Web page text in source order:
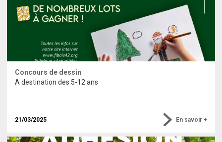
Concours de dessin
A destination des 5-12 ans
21/03/2025 En savoir +